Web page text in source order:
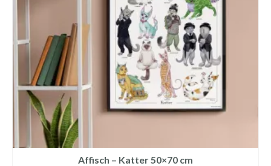
Affisch – Katter 50×70 cm